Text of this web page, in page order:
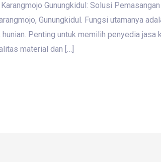
Gunungkidul: Solusi
Gunungkidul. Fungsi utamanya
Penting untuk memilih penyedia jasa
material dan […]